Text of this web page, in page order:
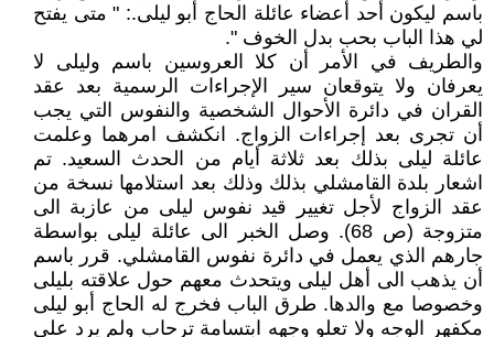
باسم ليكون أحد أعضاء عائلة الحاج أبو ليلى.: " متى يفتح
لي هذا الباب بحب بدل الخوف ".
والطريف في الأمر أن كلا العروسين باسم وليلى لا
يعرفان ولا يتوقعان سير الإجراءات الرسمية بعد عقد
القران في دائرة الأحوال الشخصية والنفوس التي يجب
أن تجرى بعد إجراءات الزواج. انكشف امرهما وعلمت
عائلة ليلى بذلك بعد ثلاثة أيام من الحدث السعيد. تم
اشعار بلدة القامشلي بذلك وذلك بعد استلامها نسخة من
عقد الزواج لأجل تغيير قيد نفوس ليلى من عازبة الى
متزوجة (ص 68). وصل الخبر الى عائلة ليلى بواسطة
جارهم الذي يعمل في دائرة نفوس القامشلي. قرر باسم
أن يذهب الى أهل ليلى ويتحدث معهم حول علاقته بليلى
وخصوصا مع والدها. طرق الباب فخرج له الحاج أبو ليلى
مكفهر الوجه ولا تعلو وجهه ابتسامة ترحاب ولم يرد على